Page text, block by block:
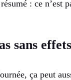
: ce n’est
sans
ça peut